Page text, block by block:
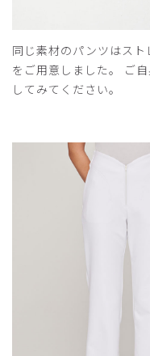
同じ素材のパンツはス
をご用意しました。 ご
してみてください。